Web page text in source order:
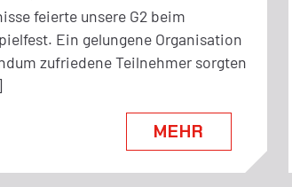
feierte unsere G2 beim
Ein gelungene Organisation
zufriedene Teilnehmer sorgten
MEHR